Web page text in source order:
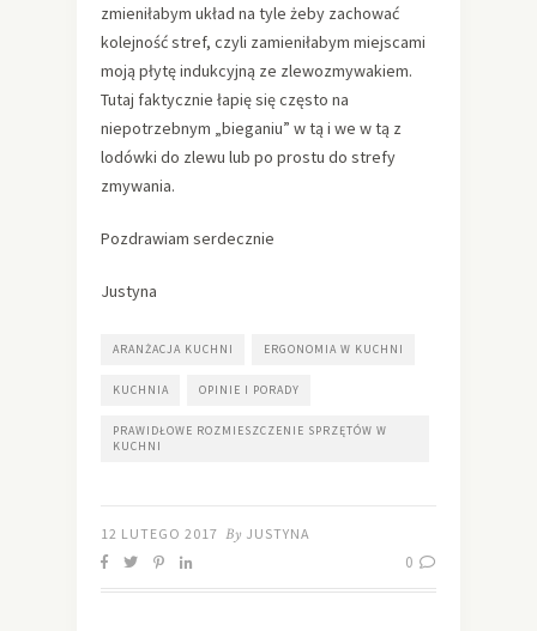
zmieniłabym układ na tyle żeby zachować
kolejność stref, czyli zamieniłabym miejscami
moją płytę indukcyjną ze zlewozmywakiem.
Tutaj faktycznie łapię się często na
niepotrzebnym „bieganiu” w tą i we w tą z
lodówki do zlewu lub po prostu do strefy
zmywania.
Pozdrawiam serdecznie
Justyna
ARANŻACJA KUCHNI ERGONOMIA W KUCHNI
KUCHNIA OPINIE I PORADY
PRAWIDŁOWE ROZMIESZCZENIE SPRZĘTÓW W
KUCHNI
12 LUTEGO 2017 By JUSTYNA
0